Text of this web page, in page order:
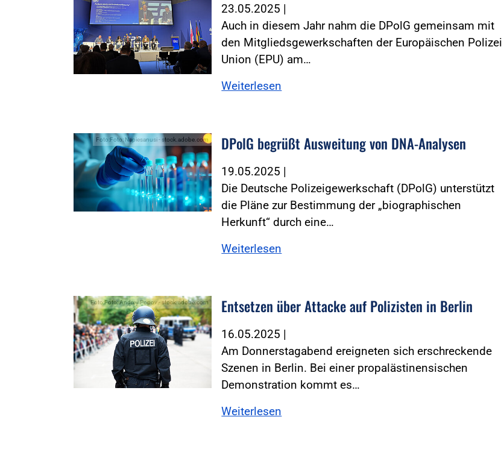
23.05.2025 |
Auch in diesem Jahr nahm die DPolG gemeinsam mit
den Mitgliedsgewerkschaften der Europäischen Polizei
Union (EPU) am…
Weiterlesen
Foto:Foto: Napiesanusi - stock.adobe.com DPolG begrüßt Ausweitung von DNA-Analysen
19.05.2025 |
Die Deutsche Polizeigewerkschaft (DPolG) unterstützt
die Pläne zur Bestimmung der „biographischen
Herkunft“ durch eine…
Weiterlesen
Foto:Foto: Andrey Popov - stock.adobe.com Entsetzen über Attacke auf Polizisten in Berlin
16.05.2025 |
Am Donnerstagabend ereigneten sich erschreckende
Szenen in Berlin. Bei einer propalästinensischen
Demonstration kommt es…
Weiterlesen